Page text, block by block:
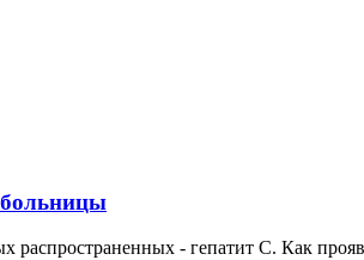
больницы
- гепатит С. Как